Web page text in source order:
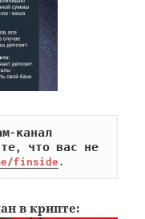
канал
что вас не
finside.
в крипте: